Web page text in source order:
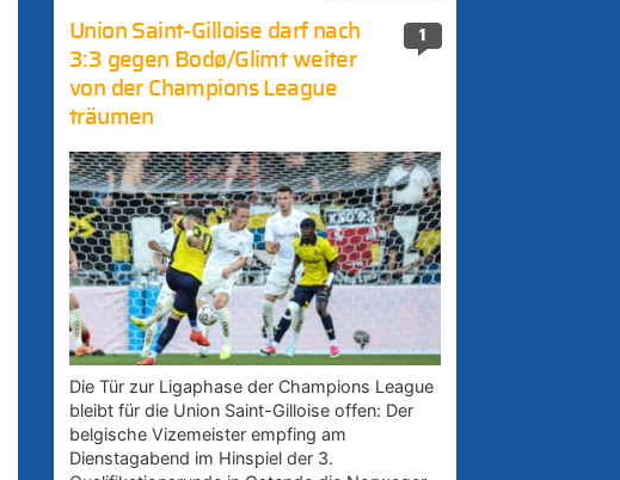
1
Union Saint-Gilloise darf nach
3:3 gegen Bodø/Glimt weiter
von der Champions League
träumen
Die Tür zur Ligaphase der Champions League
bleibt für die Union Saint-Gilloise offen: Der
belgische Vizemeister empfing am
Dienstagabend im Hinspiel der 3.